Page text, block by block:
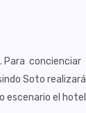
Para concienciar
Soto realizará
escenario el hotel